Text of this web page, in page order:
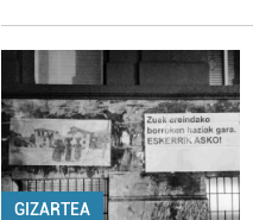
GIZARTEA